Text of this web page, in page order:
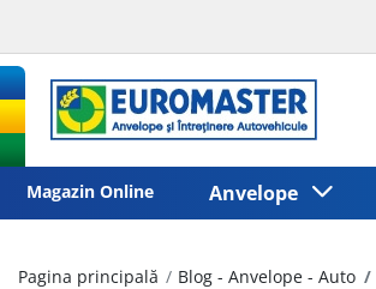
Magazin Online Anvelope
Pagina principală Blog - Anvelope - Auto